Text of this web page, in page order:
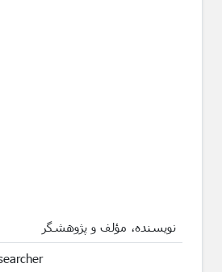
نویسنده، مؤلف و پژوهشگر